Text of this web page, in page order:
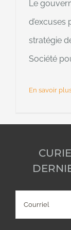
Le
stratégie
Société
En savoir